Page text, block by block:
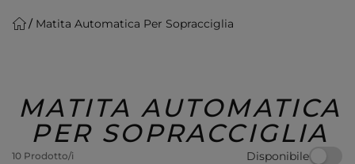
Make-up Profumi
Regalo
Matita Automatica Per Sopracciglia
MATITA AUTOMATICA
PER SOPRACCIGLIA
10 Prodotto/i Disponibile